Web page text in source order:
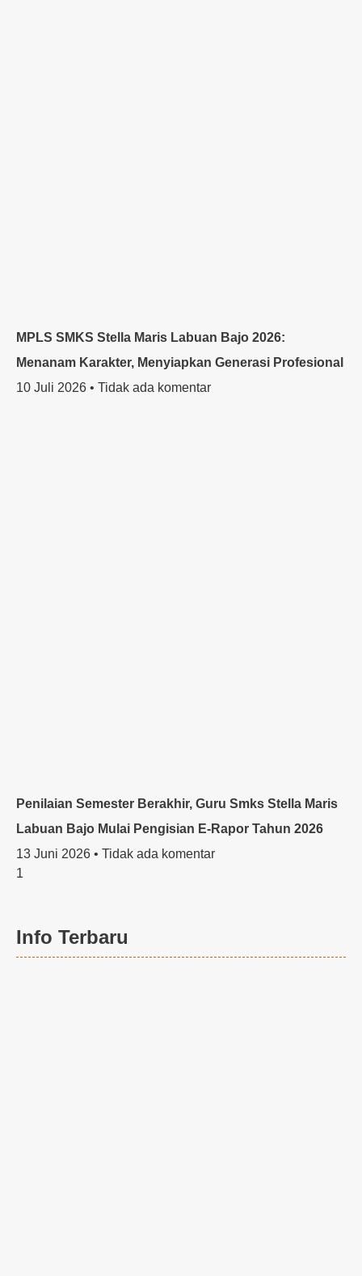
MPLS SMKS Stella Maris Labuan Bajo 2026:
Menanam Karakter, Menyiapkan Generasi Profesional
10 Juli 2026
Tidak ada komentar
Penilaian Semester Berakhir, Guru Smks Stella Maris
Labuan Bajo Mulai Pengisian E-Rapor Tahun 2026
13 Juni 2026
Tidak ada komentar
Info Terbaru